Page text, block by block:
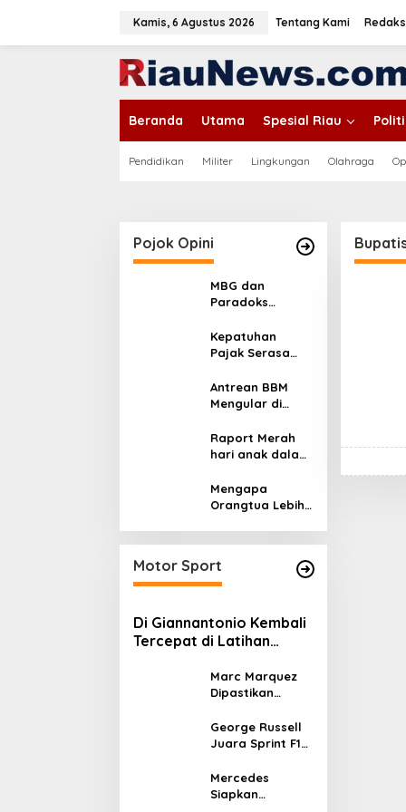
Kamis, 6 Agustus 2026 Tentang Kami
Beranda Utama Spesial Riau
Pendidikan Militer Lingkungan Olahraga
Pojok Opini
MBG dan
Paradoks
Perbaikan Gizi
yang Salah
Kepatuhan
Pajak Serasa
Pajak
Antrean BBM
Mengular di
Kalimantan,
Cerminan
Kelola Energi
Nasional
Raport Merah
hari anak dalam
Sekulerisme
Mengapa
Orangtua Lebih
Sekolah Negeri?
Motor Sport
Di Giannantonio Kembali
Tercepat di Latihan
Marc Marquez
Dipastikan
MotoGP Italia
Usai Kantongi
George Russell
Juara Sprint F1
Norris dan
Antonelli
Mercedes
Siapkan